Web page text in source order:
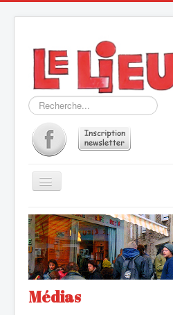
Rechercher
Basculer
QU'ES AQUÒ
GAZETTE & PROG
LE RESTO du LIEU-DIT
Médias